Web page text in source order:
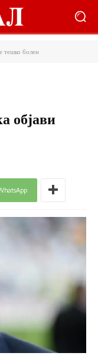
тешко болен
објави